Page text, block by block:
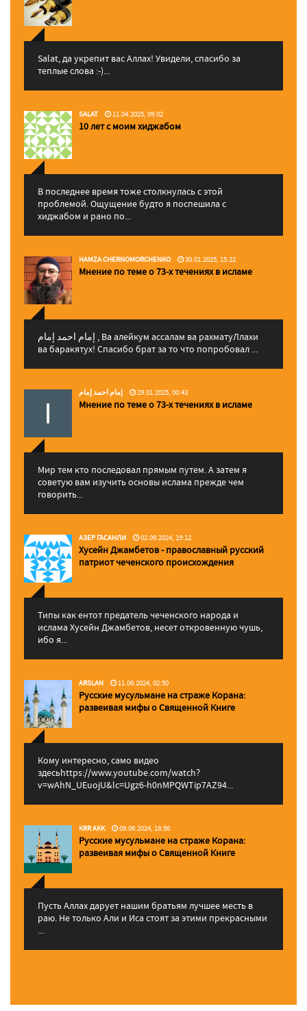
Salat, да укрепит вас Аллаx! Увидели, спасибо за
теплые слова :-)...
SALAT 11.04.2025, 09:02
10 лет с моим хиджабом
В последнее время тоже столкнулась с этой
проблемой. Ощущение будто я поспешила с
хиджабом и рано по...
HAMZA CHERNOMORCHENKO 30.01.2025, 15:22
Мнение по теме о 73-х течениях в исламе
إمام احمد إمام , Ва алейкум ассалам ва рахматуЛлахи
ва баракятух! Спасибо брат за то что попробовал ...
إمام احمد إمام 29.01.2025, 00:43
Мнение по теме о 73-х течениях в исламе
Мир тем кто последовал прямым путем. А затем я
советую вам изучить основы ислама прежде чем
говорить...
АЗЕР ГАСАНЛИ 02.09.2024, 19:12
Хусейн Джамбетов - православный русский
патриот чеченского происхождения
Типы как ентот предатель чеченского народа и
ислама Хусейн Джамбетов, несет откровенную чушь,
ибо я...
ARSLAN 11.06.2024, 02:50
Русские мусульмане на страже Корана:
pазвеивая мифы о Священной Книге
Кому интересно, само видео
здесьhttps://www.youtube.com/watch?
v=wAhN_UEuojU&lc=Ugz6-h0nMPQWTip7AZ94...
KRR AKK 09.06.2024, 18:56
Русские мусульмане на страже Корана:
pазвеивая мифы о Священной Книге
Пусть Аллах дарует нашим братьям лучшее месть в
раю. Не только Али и Иса стоят за этими прекрасными
...